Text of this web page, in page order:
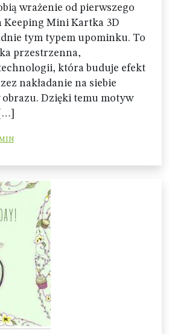
wrażenie od pierwszego
Keeping Mini Kartka 3D
tym typem upominku. To
przestrzenna,
która buduje efekt
nakładanie na siebie
Dzięki temu motyw